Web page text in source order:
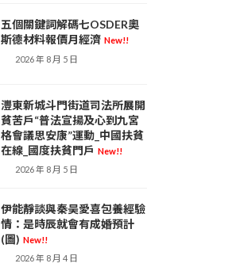
五個關鍵詞解碼七OSDER奧
斯德材料報價月經濟 New!!
2026 年 8 月 5 日
灃東新城斗門街道司法所展開
貧苦戶“普法宣揚及心到九宮
格會議思安康”運動_中國扶貧
在線_國度扶貧門戶 New!!
2026 年 8 月 5 日
伊能靜談與秦昊愛喜包養經驗
情：是時辰就會有成婚預計
(圖) New!!
2026 年 8 月 4 日